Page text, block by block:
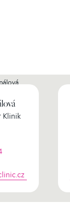
Klinik